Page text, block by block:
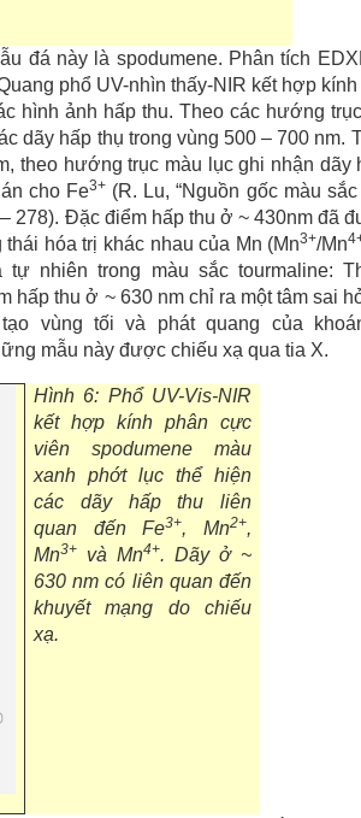
đá này là spodumene. Phân tích
phổ UV-nhìn thấy-NIR kết hợp
hình ảnh hấp thu. Theo các hướng
dãy hấp thụ trong vùng 500 – 700 nm.
theo hướng trục màu lục ghi nhận dãy
cho Fe3+ (R. Lu, “Nguồn gốc màu
278). Đặc điểm hấp thu ở ~ 430nm đã
hóa trị khác nhau của Mn (Mn3+/Mn
nhiên trong màu sắc tourmaline:
hấp thu ở ~ 630 nm chỉ ra một tâm sai
vùng tối và phát quang của
mẫu này được chiếu xạ qua tia X.
Hình 6: Phổ UV-Vis-NIR
kết hợp kính phân cực
viên spodumene màu
xanh phớt lục thể hiện
các dãy hấp thu liên
quan đến Fe3+, Mn2+,
Mn3+ và Mn4+. Dãy ở ~
630 nm có liên quan đến
khuyết mạng do chiếu
xạ.